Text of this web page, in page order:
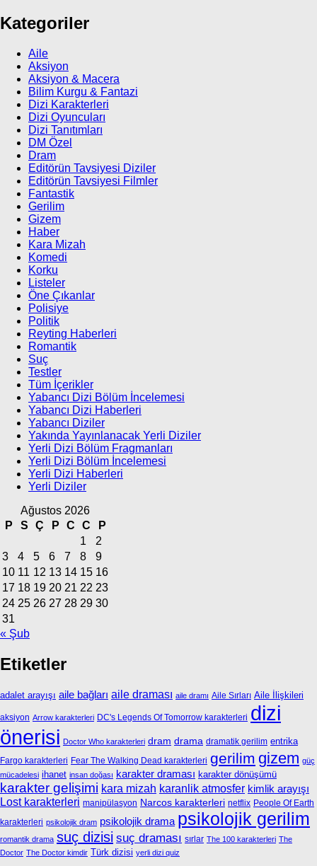
Kategoriler
Aile
Aksiyon
Aksiyon & Macera
Bilim Kurgu & Fantazi
Dizi Karakterleri
Dizi Oyuncuları
Dizi Tanıtımları
DM Özel
Dram
Editörün Tavsiyesi Diziler
Editörün Tavsiyesi Filmler
Fantastik
Gerilim
Gizem
Haber
Kara Mizah
Komedi
Korku
Listeler
Öne Çıkanlar
Polisiye
Politik
Reyting Haberleri
Romantik
Suç
Testler
Tüm İçerikler
Yabancı Dizi Bölüm İncelemesi
Yabancı Dizi Haberleri
Yabancı Diziler
Yakında Yayınlanacak Yerli Diziler
Yerli Dizi Bölüm Fragmanları
Yerli Dizi Bölüm İncelemesi
Yerli Dizi Haberleri
Yerli Diziler
Ağustos 2026
P
S Ç P C C
P
1
2
3
4 5 6 7 8
9
10 11 12 13 14 15 16
17 18 19 20 21 22 23
24 25 26 27 28 29 30
31
« Şub
Etiketler
adalet arayışı aile bağları aile draması aile dramı Aile Sırları Aile İlişkileri
aksiyon Arrow karakterleri DC's Legends Of Tomorrow karakterleri dizi
önerisi Doctor Who karakterleri dram drama dramatik gerilim entrika
Fargo karakterleri Fear The Walking Dead karakterleri gerilim gizem güç
mücadelesi ihanet insan doğası karakter draması karakter dönüşümü
karakter gelişimi kara mizah karanlik atmosfer kimlik arayışı
Lost karakterleri manipülasyon Narcos karakterleri netflix People Of Earth
karakterleri psikolojik dram psikolojik drama psikolojik gerilim
romantik drama suç dizisi suç draması sırlar The 100 karakterleri The
Doctor The Doctor kimdir Türk dizisi yerli dizi quiz